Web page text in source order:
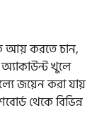
আয় করতে চান,
খুলে
জয়েন করা যায়
থেকে বিভিন্ন